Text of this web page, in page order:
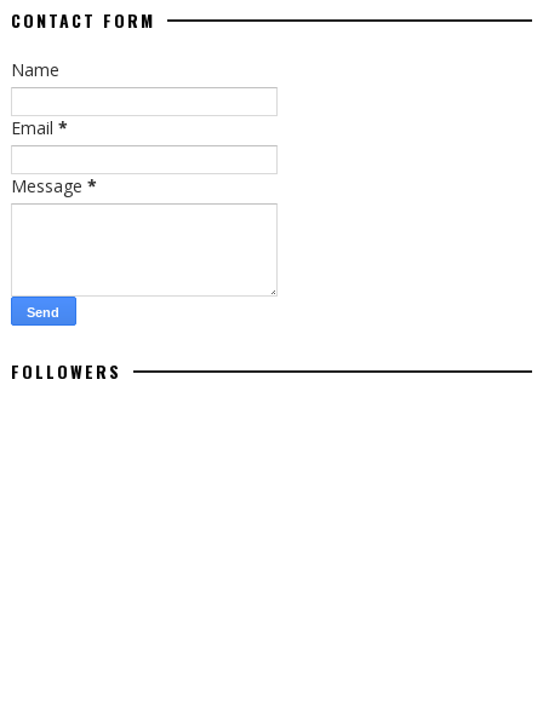
CONTACT FORM
Name
Email *
Message *
FOLLOWERS